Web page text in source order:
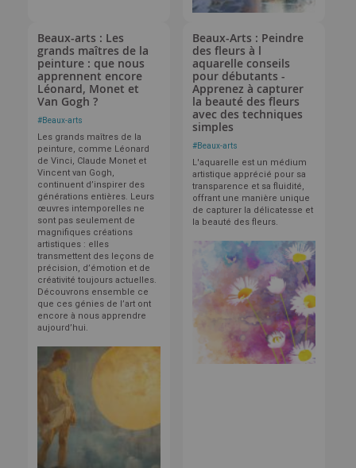
Beaux-arts : Les
grands maîtres de la
peinture : que nous
apprennent encore
Léonard, Monet et
Van Gogh ?
#Beaux-arts
Les grands maîtres de la
peinture, comme Léonard
de Vinci, Claude Monet et
Vincent van Gogh,
continuent d’inspirer des
générations entières. Leurs
œuvres intemporelles ne
sont pas seulement de
magnifiques créations
artistiques : elles
transmettent des leçons de
précision, d’émotion et de
créativité toujours actuelles.
Découvrons ensemble ce
que ces génies de l’art ont
encore à nous apprendre
aujourd’hui.
Beaux-Arts : Peindre
des fleurs à l
aquarelle conseils
pour débutants -
Apprenez à capturer
la beauté des fleurs
avec des techniques
simples
#Beaux-arts
L'aquarelle est un médium
artistique apprécié pour sa
transparence et sa fluidité,
offrant une manière unique
de capturer la délicatesse et
la beauté des fleurs.